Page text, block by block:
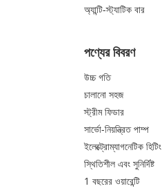
অ্যান্টি-স্ট্যাটিক বার
পণ্যের বিবরণ
উচ্চ গতি
চালানো সহজ
স্ট্রীম ফিডার
সার্ভো-নিয়ন্ত্রিত পাম্প
ইলেক্ট্রোম্যাগনেটিক হিটিং
স্থিতিশীল এবং সুনির্দিষ্ট
1 বছরের ওয়ারেন্টি